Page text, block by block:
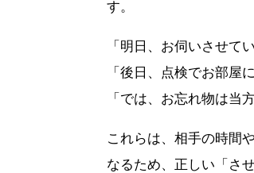
す。
「明日、お伺いさせて
「後日、点検でお部屋
「では、お忘れ物は当
これらは、相手の時間
なるため、正しい「さ